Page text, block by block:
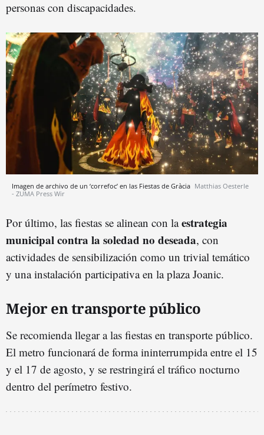
personas con discapacidades.
Imagen de archivo de un ‘correfoc’ en las Fiestas de Gràcia Matthias Oesterle
- ZUMA Press Wir
Por último, las fiestas se alinean con laestrategia
municipal contra la soledad no deseada, con
actividades de sensibilización como un trivial temático
y una instalación participativa en la plaza Joanic.
Mejor en transporte público
Se recomienda llegar a las fiestas en transporte público.
El metro funcionará de forma ininterrumpida entre el 15
y el 17 de agosto, y se restringirá el tráfico nocturno
dentro del perímetro festivo.